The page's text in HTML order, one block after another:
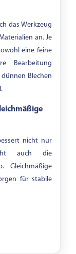
das Werkzeug
an. Je
eine feine
Bearbeitung
Blechen
nicht nur
auch die
Gleichmäßige
für stabile